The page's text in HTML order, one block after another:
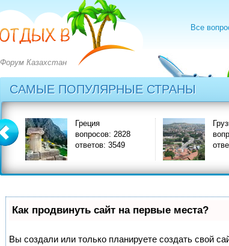
Форум Казахстан
Все
САМЫЕ ПОПУЛЯРНЫЕ СТРАНЫ
Греция
вопросов: 2828
ответов: 3549
Грузия
вопросов: 1402
ответов: 1590
Как продвинуть сайт на первые места?
Вы создали или только планируете создать свой